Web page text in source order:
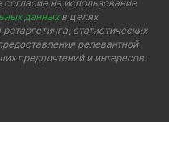
на использование
данныхв целях
статистических
релевантной
предпочтений и интересов.